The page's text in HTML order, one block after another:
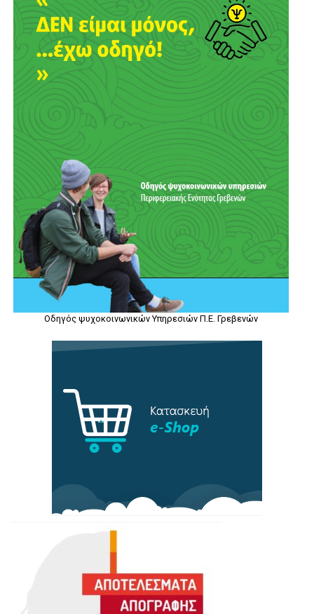
Οδηγός ψυχοκοινωνικών Υπηρεσιών Π.Ε. Γρεβενών